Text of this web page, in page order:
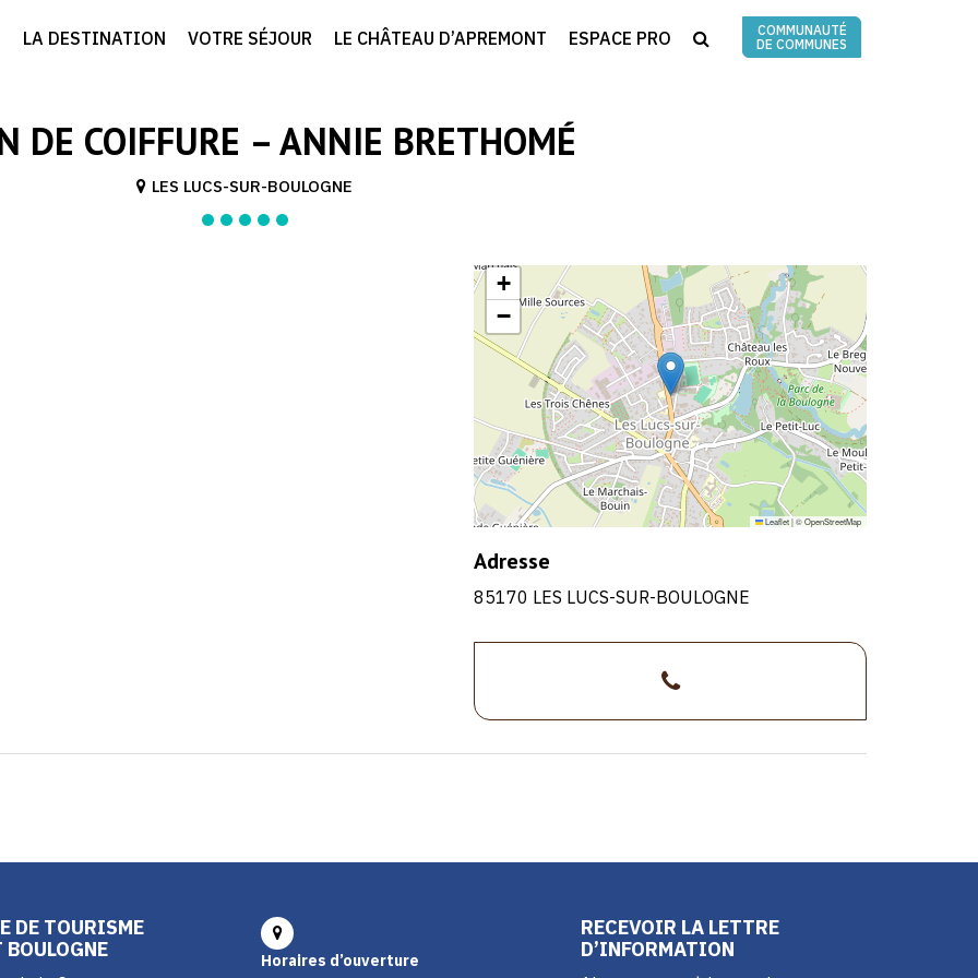
LA DESTINATION VOTRE SÉJOUR LE CHÂTEAU D’APREMONT ESPACE PRO RECHERCHE
COMMUNAUTÉ
DE COMMUNES
DE COIFFURE – ANNIE BRETHOMÉ
LES LUCS-SUR-BOULOGNE
+
−
Leaflet|©OpenStreetMap
Adresse
85170 LES LUCS-SUR-BOULOGNE
>02
51
46
DE TOURISME
Horaires d’ouverture
RECEVOIR LA LETTRE
D’INFORMATION